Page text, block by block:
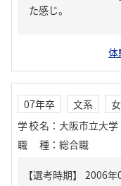
た感じ。
体
07年卒 文系
学校名 ： 大阪市立大学
職種 ： 総合職